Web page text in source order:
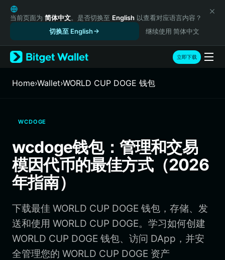
English
日本語
Русский
Español (Latinoamérica)
Türkçe
Italiano
繁體中文
Português (Portugal)
Bahasa Indonesia
ภาษาไทย
Português (Brasil)
Español (Argentina)
当前页面为 简体中文。是否切换至 English 以查看对应语言内容？
切换至 English
继续使用 简体中文
立即下载
Home›Wallet›WORLD CUP DOGE 钱包
WCDOGE
wcdoge钱包：管理和交易
模因代币的最佳方式（2026
年指南）
下载最佳 WORLD CUP DOGE 钱包，存储、发
送和使用 WORLD CUP DOGE。学习如何创建
WORLD CUP DOGE 钱包、访问 DApp，并安
全管理您的 WORLD CUP DOGE 资产